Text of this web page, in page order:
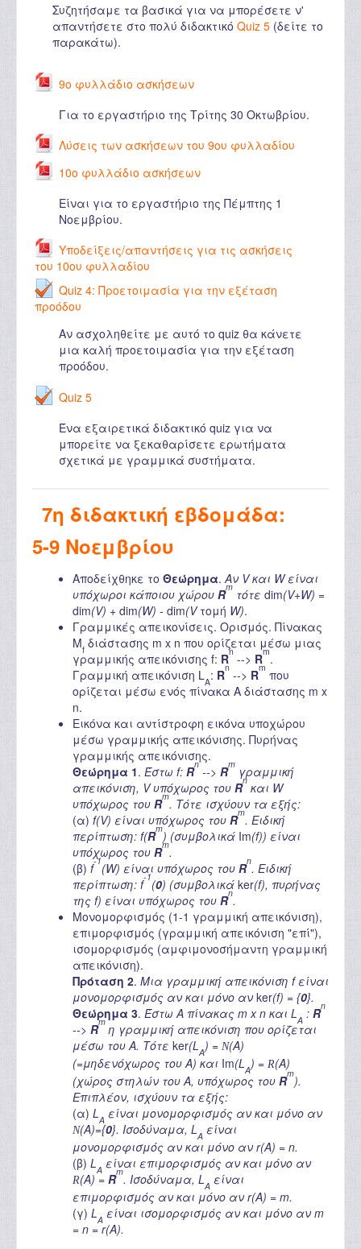
Συζητήσαμε τα βασικά για να μπορέσετε ν'
απαντήσετε στο πολύ διδακτικό Quiz 5 (δείτε το
παρακάτω).
9ο φυλλάδιο ασκήσεων
Για το εργαστήριο της Τρίτης 30 Οκτωβρίου.
Λύσεις των ασκήσεων του 9ου φυλλαδίου
10ο φυλλάδιο ασκήσεων
Είναι για το εργαστήριο της Πέμπτης 1
Νοεμβρίου.
Υποδείξεις/απαντήσεις για τις ασκήσεις
του 10ου φυλλαδίου
Quiz 4: Προετοιμασία για την εξέταση
προόδου
Αν ασχοληθείτε με αυτό το quiz θα κάνετε
μια καλή προετοιμασία για την εξέταση
προόδου.
Quiz 5
Ένα εξαιρετικά διδακτικό quiz για να
μπορείτε να ξεκαθαρίσετε ερωτήματα
σχετικά με γραμμικά συστήματα.
7η διδακτική εβδομάδα:
5-9 Νοεμβρίου
Αποδείχθηκε το Θεώρημα.Αν V και W είναι
υπόχωροι κάποιου χώρου Rm τότε dim(V+W) =
dim(V) + dim(W) - dim(Vτομή W).
Γραμμικές απεικονίσεις. Ορισμός. Πίνακας
Mf διάστασης m x n που ορίζεται μέσω μιας
γραμμικής απεικόνισης f: Rn --> Rm.
Γραμμική απεικόνιση LA: Rn --> Rm που
ορίζεται μέσω ενός πίνακα A διάστασης m x
n.
Εικόνα και αντίστροφη εικόνα υποχώρου
μέσω γραμμικής απεικόνισης. Πυρήνας
γραμμικής απεικόνισης.
Θεώρημα 1. Έστω f: Rn --> Rm γραμμική
απεικόνιση, V υπόχωρος του Rn και W
υπόχωρος του Rm. Τότε ισχύουν τα εξής:
(α) f(V) είναι υπόχωρος του Rm. Ειδική
περίπτωση: f(Rm) (συμβολικά Im(f)) είναι
υπόχωρος του Rm.
(β) f-1(W) είναι υπόχωρος του Rn. Ειδική
περίπτωση: f-1(0) (συμβολικά ker(f), πυρήνας
της f) είναι υπόχωρος του Rn.
Μονομορφισμός (1-1 γραμμική απεικόνιση),
επιμορφισμός (γραμμική απεικόνιση "επί"),
ισομορφισμός (αμφιμονοσήμαντη γραμμική
απεικόνιση).
Πρόταση 2. Μια γραμμική απεικόνιση f είναι
μονομορφισμός αν και μόνο αν ker(f) = {0}.
Θεώρημα 3. Έστω A πίνακας m x n και LA : Rn
--> Rm η γραμμική απεικόνιση που ορίζεται
μέσω του A. Τότε ker(LA) = N(A)
(=μηδενόχωρος του A) και Im(LA) = R(A)
(χώρος στηλών του A, υπόχωρος του Rm).
Επιπλέον, ισχύουν τα εξής:
(α) LA είναι μονομορφισμός αν και μόνο αν
N(A)={0}. Ισοδύναμα, LA είναι
μονομορφισμός αν και μόνο αν r(A) = n.
(β) LA είναι επιμορφισμός αν και μόνο αν
R(A) = Rm. Ισοδύναμα, LA είναι
επιμορφισμός αν και μόνο αν r(A) = m.
(γ) LA είναι ισομορφισμός αν και μόνο αν m
= n = r(A).